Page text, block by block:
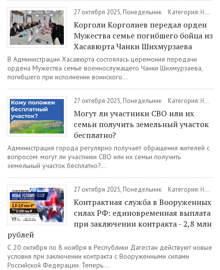
27 октября 2025, Понедельник Категория: Новости
Корголи Корголиев передал орден
Мужества семье погибшего бойца из
Хасавюрта Чанки Шихмурзаева
В Администрации Хасавюрта состоялась церемония передачи
ордена Мужества семье военнослужащего Чанки Шихмурзаева,
погибшего при исполнении воинского...
27 октября 2025, Понедельник Категория: Новости
Могут ли участники СВО или их
семьи получить земельный участок
бесплатно?
Администрация города регулярно получает обращения жителей с
вопросом: могут ли участники СВО или их семьи получить
земельный участок бесплатно?...
27 октября 2025, Понедельник Категория: Новости
Контрактная служба в Вооруженных
силах РФ: единовременная выплата
при заключении контракта - 2,8 млн
рублей
С 20 октября по 8 ноября в Республики Дагестан действуют новые
условия при заключении контракта с Вооруженными силами
Российской Федерации. Теперь...